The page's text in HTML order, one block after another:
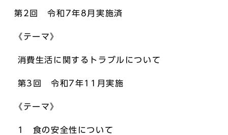
第2回 令和7年8月実施済
《テーマ》
消費生活に関するトラブルについて
第3回 令和7年11月実施
《テーマ》
1 食の安全性について